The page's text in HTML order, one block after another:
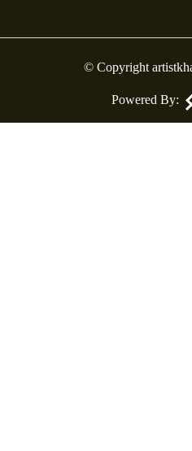
© Copyright
Powered By: